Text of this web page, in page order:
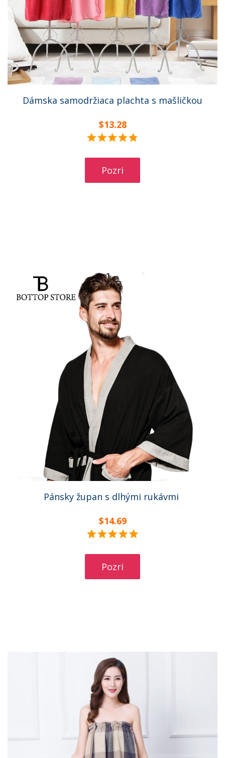
Dámska samodržiaca plachta s mašličkou
$13.28
Pozri
Pánsky župan s dlhými rukávmi
$14.69
Pozri